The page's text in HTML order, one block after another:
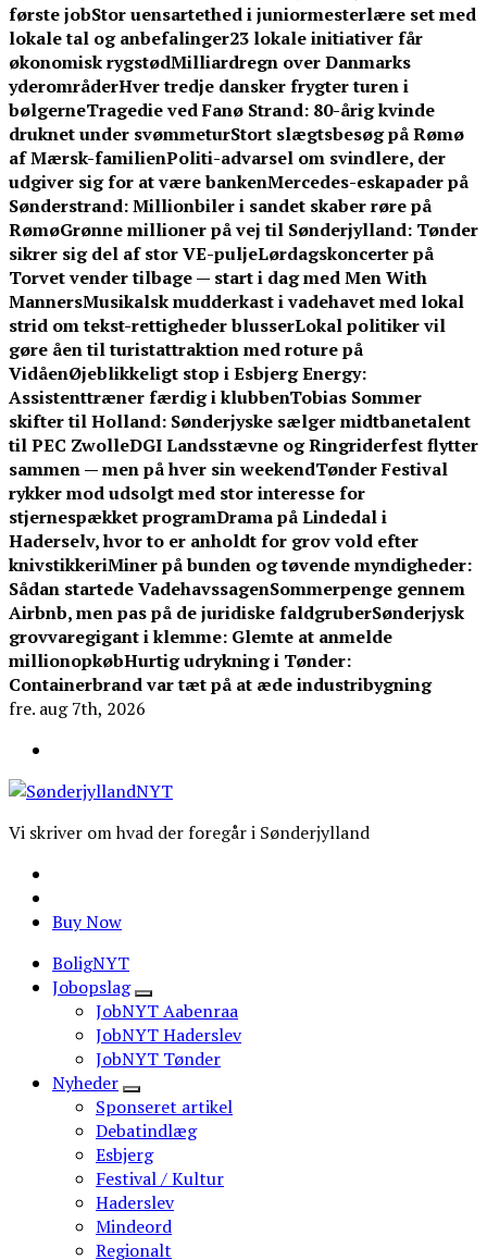
første jobStor uensartethed i juniormesterlære set med
lokale tal og anbefalinger23 lokale initiativer får
økonomisk rygstødMilliardregn over Danmarks
yderområderHver tredje dansker frygter turen i
bølgerneTragedie ved Fanø Strand: 80-årig kvinde
druknet under svømmeturStort slægtsbesøg på Rømø
af Mærsk-familienPoliti-advarsel om svindlere, der
udgiver sig for at være bankenMercedes-eskapader på
Sønderstrand: Millionbiler i sandet skaber røre på
RømøGrønne millioner på vej til Sønderjylland: Tønder
sikrer sig del af stor VE-puljeLørdagskoncerter på
Torvet vender tilbage — start i dag med Men With
MannersMusikalsk mudderkast i vadehavet med lokal
strid om tekst-rettigheder blusserLokal politiker vil
gøre åen til turistattraktion med roture på
VidåenØjeblikkeligt stop i Esbjerg Energy:
Assistenttræner færdig i klubbenTobias Sommer
skifter til Holland: Sønderjyske sælger midtbanetalent
til PEC ZwolleDGI Landsstævne og Ringriderfest flytter
sammen — men på hver sin weekendTønder Festival
rykker mod udsolgt med stor interesse for
stjernespækket programDrama på Lindedal i
Haderselv, hvor to er anholdt for grov vold efter
knivstikkeriMiner på bunden og tøvende myndigheder:
Sådan startede VadehavssagenSommerpenge gennem
Airbnb, men pas på de juridiske faldgruberSønderjysk
grovvaregigant i klemme: Glemte at anmelde
millionopkøbHurtig udrykning i Tønder:
Containerbrand var tæt på at æde industribygning
fre. aug 7th, 2026
Vi skriver om hvad der foregår i Sønderjylland
Buy Now
BoligNYT
Jobopslag
JobNYT Aabenraa
JobNYT Haderslev
JobNYT Tønder
Nyheder
Sponseret artikel
Debatindlæg
Esbjerg
Festival / Kultur
Haderslev
Mindeord
Regionalt